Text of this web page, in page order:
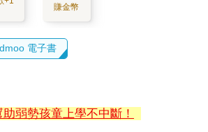
賺金幣
電子書
弱勢孩童上學不中斷！